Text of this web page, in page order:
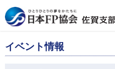
イベント情報